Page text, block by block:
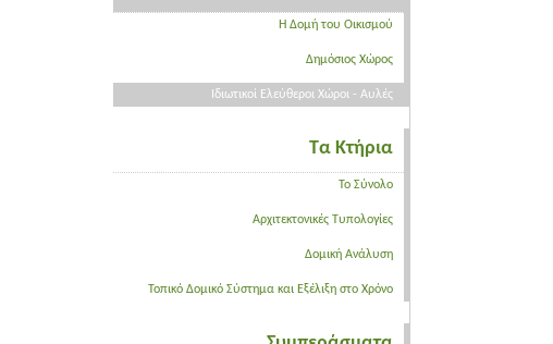
Η Δομή του Οικισμού
Δημόσιος Χώρος
Ιδιωτικοί Ελεύθεροι Χώροι - Αυλές
Τα Κτήρια
Το Σύνολο
Αρχιτεκτονικές Τυπολογίες
Δομική Ανάλυση
Τοπικό Δομικό Σύστημα και Εξέλιξη στο Χρόνο